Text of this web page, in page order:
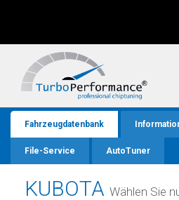
Fahrzeugdatenbank
File-Service AutoTuner
KUBOTA Wählen Sie